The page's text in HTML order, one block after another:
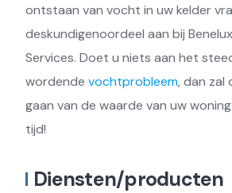
ontstaan van vocht in uw kelder
deskundigenoordeel aan bij
Services. Doet u niets aan het
wordende vochtprobleem, dan zal
gaan van de waarde van uw
tijd!
Diensten/producten